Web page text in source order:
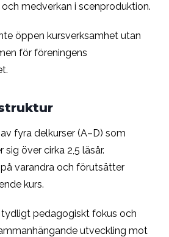
medverkan i scenproduktion.
öppen kursverksamhet utan
för föreningens
fyra delkurser (A–D) som
över cirka 2,5 läsår.
varandra och förutsätter
kurs.
tydligt pedagogiskt fokus och
utveckling mot